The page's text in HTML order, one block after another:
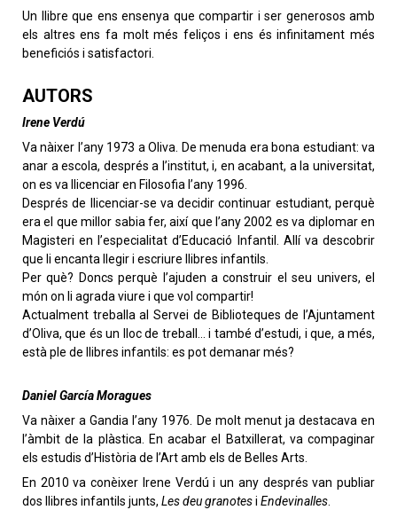
Un llibre que ens ensenya que compartir i ser generosos amb
els altres ens fa molt més feliços i ens és infinitament més
beneficiós i satisfactori.
AUTORS
Irene Verdú
Va nàixer l’any 1973 a Oliva. De menuda era bona estudiant: va
anar a escola, després a l’institut, i, en acabant, a la universitat,
on es va llicenciar en Filosofia l’any 1996.
Després de llicenciar-se va decidir continuar estudiant, perquè
era el que millor sabia fer, així que l’any 2002 es va diplomar en
Magisteri en l’especialitat d’Educació Infantil. Allí va descobrir
que li encanta llegir i escriure llibres infantils.
Per què? Doncs perquè l’ajuden a construir el seu univers, el
món on li agrada viure i que vol compartir!
Actualment treballa al Servei de Biblioteques de l’Ajuntament
d’Oliva, que és un lloc de treball… i també d’estudi, i que, a més,
està ple de llibres infantils: es pot demanar més?
Daniel García Moragues
Va nàixer a Gandia l’any 1976. De molt menut ja destacava en
l’àmbit de la plàstica. En acabar el Batxillerat, va compaginar
els estudis d’Història de l’Art amb els de Belles Arts.
En 2010 va conèixer Irene Verdú i un any després van publiar
dos llibres infantils junts, Les deu granotesi Endevinalles.